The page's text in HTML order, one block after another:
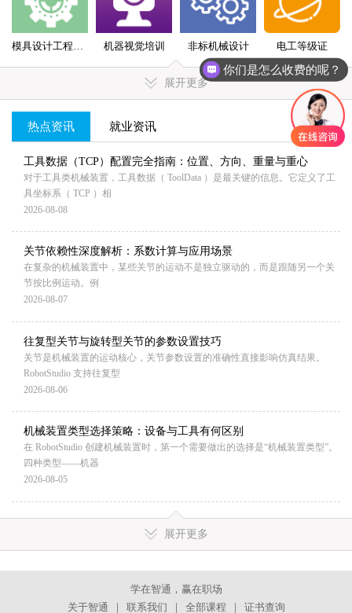
机器视觉培训 非标机械设计 电工等级证
展开更多
MORE+
热点资讯 就业资讯
工具数据（TCP）配置完全指南：位置、方向、重量与重心
对于工具类机械装置，工具数据（ ToolData ）是最关键的信息。它定义了工
具坐标系（ TCP ）相
2026-08-08
关节依赖性深度解析：系数计算与应用场景
在复杂的机械装置中，某些关节的运动不是独立驱动的，而是跟随另一个关
节按比例运动。例
2026-08-07
往复型关节与旋转型关节的参数设置技巧
关节是机械装置的运动核心，关节参数设置的准确性直接影响仿真结果。
RobotStudio 支持往复型
2026-08-06
机械装置类型选择策略：设备与工具有何区别
在 RobotStudio 创建机械装置时，第一个需要做出的选择是“机械装置类型”。
四种类型——机器
2026-08-05
展开更多
学在智通，赢在职场
关于智通
｜ 联系我们 ｜ 全部课程 ｜ 证书查询
你们是怎么收费的呢？